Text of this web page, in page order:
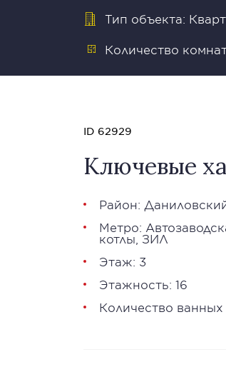
Тип объекта:
Количество
ID 62929
Ключевые
Район:
Метро:
котлы ЗИЛ
Этаж: 3
Этажность: 16
Количество ванных